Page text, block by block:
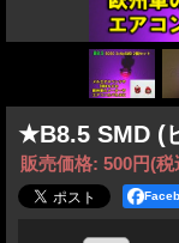
★B8.5 SMD (
販売価格: 500円(税